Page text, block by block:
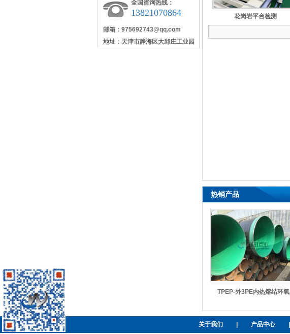
全国咨询热线：
13821070864
邮箱：975692743@qq.com
地址：天津市静海区大邱庄工业园
花岗岩平台检测
热销产品
TPEP-外3PE内热熔结环氧
关于我们 产品中心